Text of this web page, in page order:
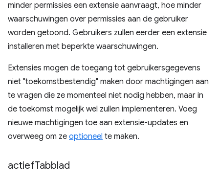
minder permissies een extensie aanvraagt, hoe minder
waarschuwingen over permissies aan de gebruiker
worden getoond. Gebruikers zullen eerder een extensie
installeren met beperkte waarschuwingen.
Extensies mogen de toegang tot gebruikersgegevens
niet "toekomstbestendig" maken door machtigingen aan
te vragen die ze momenteel niet nodig hebben, maar in
de toekomst mogelijk wel zullen implementeren. Voeg
nieuwe machtigingen toe aan extensie-updates en
overweeg om ze optioneel te maken.
actiefTabblad